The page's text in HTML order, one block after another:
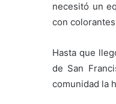
necesitó un
con
Hasta que
de San
comunidad la